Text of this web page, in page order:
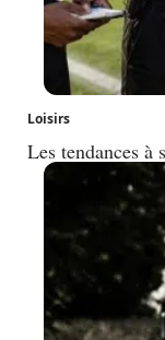
Loisirs
Les tendances